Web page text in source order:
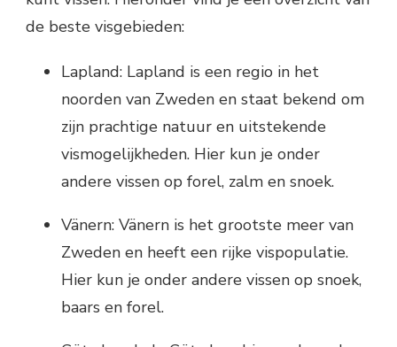
de beste visgebieden:
Lapland: Lapland is een regio in het
noorden van Zweden en staat bekend om
zijn prachtige natuur en uitstekende
vismogelijkheden. Hier kun je onder
andere vissen op forel, zalm en snoek.
Vänern: Vänern is het grootste meer van
Zweden en heeft een rijke vispopulatie.
Hier kun je onder andere vissen op snoek,
baars en forel.